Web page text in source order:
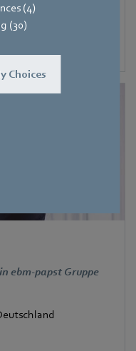
(4)
(30)
Choices
ebm-papst Gruppe